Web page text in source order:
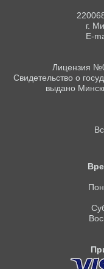
г.
E-
Лицензия
Свидетельство о
выдано